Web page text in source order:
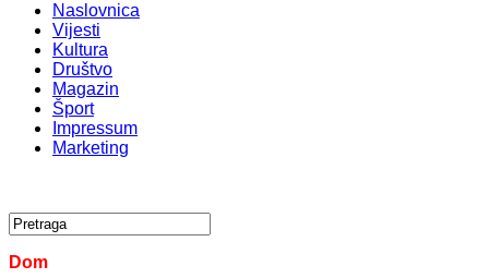
Naslovnica
Vijesti
Kultura
Društvo
Magazin
Šport
Impressum
Marketing
Dom